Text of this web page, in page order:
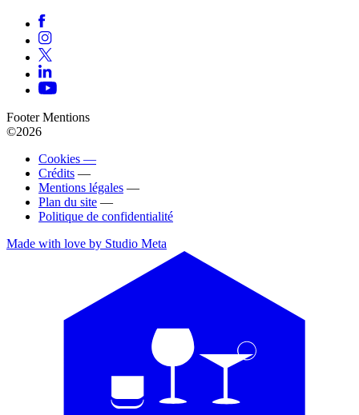
Footer Mentions
©2026
Cookies —
Crédits —
Mentions légales —
Plan du site —
Politique de confidentialité
Made with love by Studio Meta